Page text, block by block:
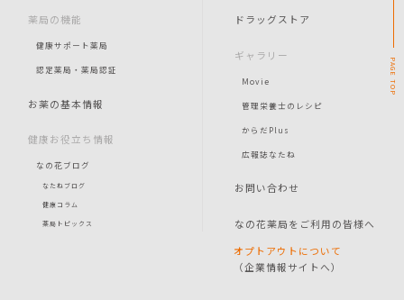
薬局の機能
健康サポート薬局
認定薬局・薬局認証
お薬の基本情報
健康お役立ち情報
なの花ブログ
なたねブログ
健康コラム
薬局トピックス
ドラッグストア
ギャラリー
Movie
管理栄養士のレシピ
からだPlus
広報誌なたね
お問い合わせ
なの花薬局をご利用の皆様へ
オプトアウトについて
（企業情報サイトへ）
PAGE
TOP